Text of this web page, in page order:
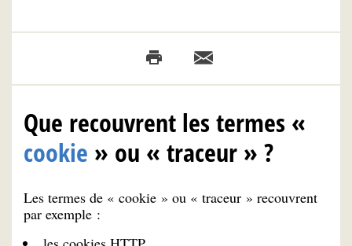
Que recouvrent les termes «
cookie » ou « traceur » ?
Les termes de « cookie » ou « traceur » recouvrent
par exemple :